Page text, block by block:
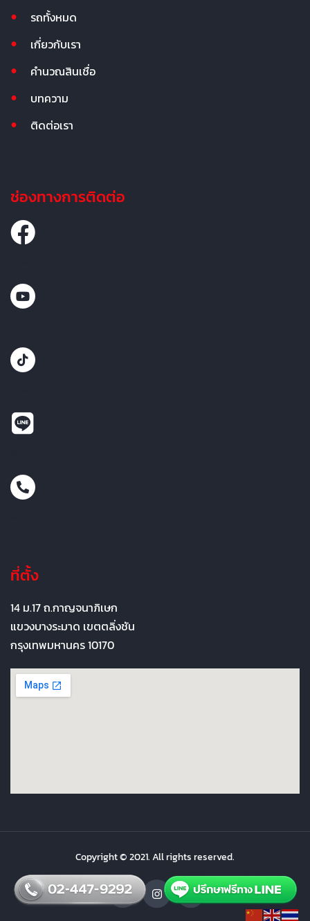
รถทั้งหมด
เกี่ยวกับเรา
คำนวณสินเชื่อ
บทความ
ติดต่อเรา
ช่องทางการติดต่อ
ที่ตั้ง
14 ม.17 ถ.กาญจนาภิเษก
แขวงบางระมาด เขตตลิ่งชัน
กรุงเทพมหานคร 10170
Copyright © 2021. All rights reserved.